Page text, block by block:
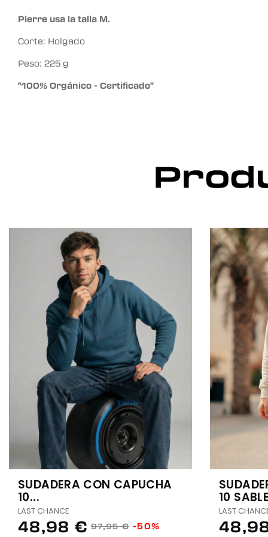
Pierre usa la talla M.
Corte: Holgado
Peso: 225 g
"100% Orgánico - Certificado"
SUDADERA CON CAPUCHA
10...
LAST CHANCE
48,98 € 97,95 € -50%
10 SABLE
LAST